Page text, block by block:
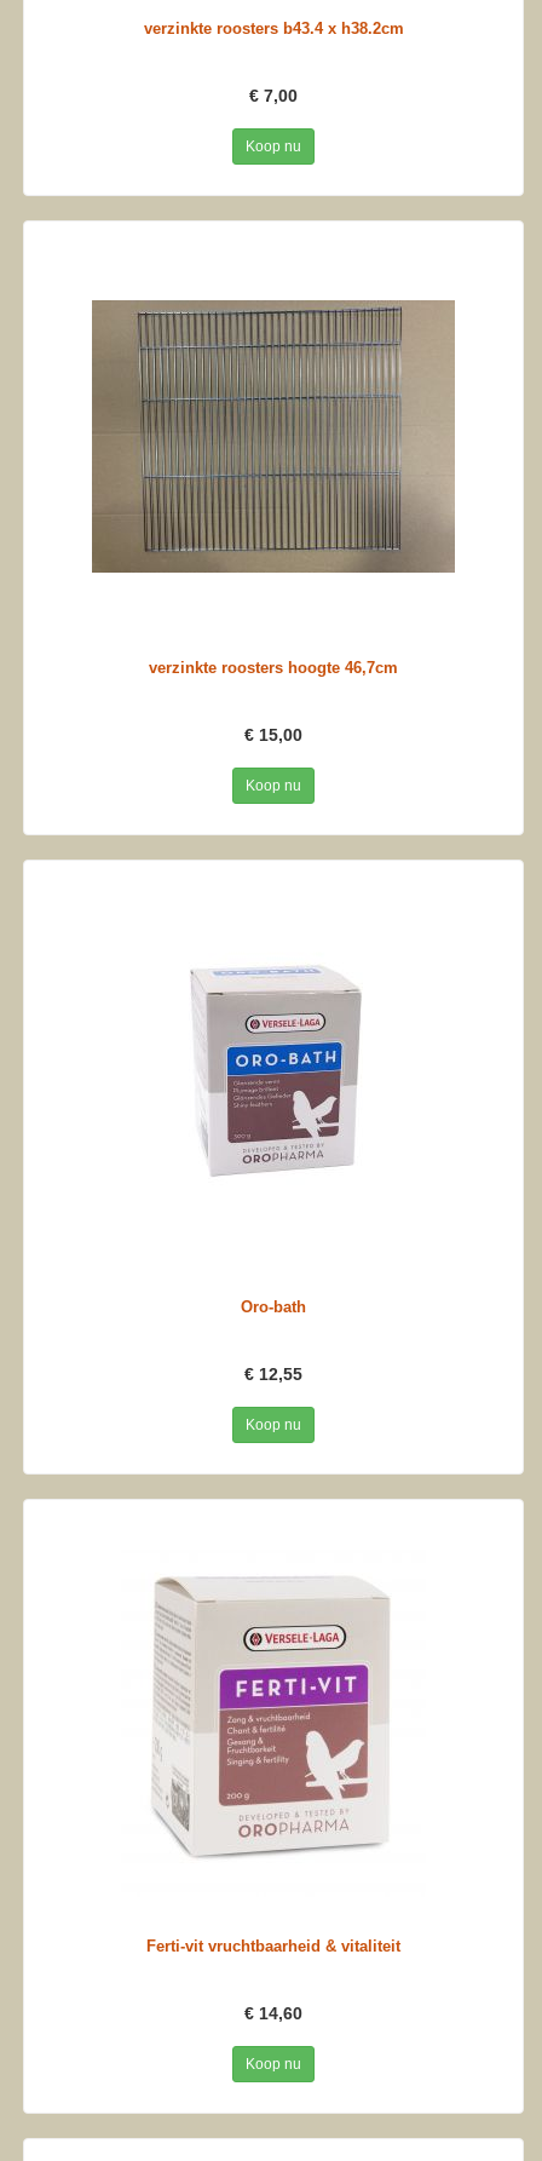
verzinkte roosters b43.4 x h38.2cm
€ 7,00
Koop nu
verzinkte roosters hoogte 46,7cm
€ 15,00
Koop nu
Oro-bath
€ 12,55
Koop nu
Ferti-vit vruchtbaarheid & vitaliteit
€ 14,60
Koop nu